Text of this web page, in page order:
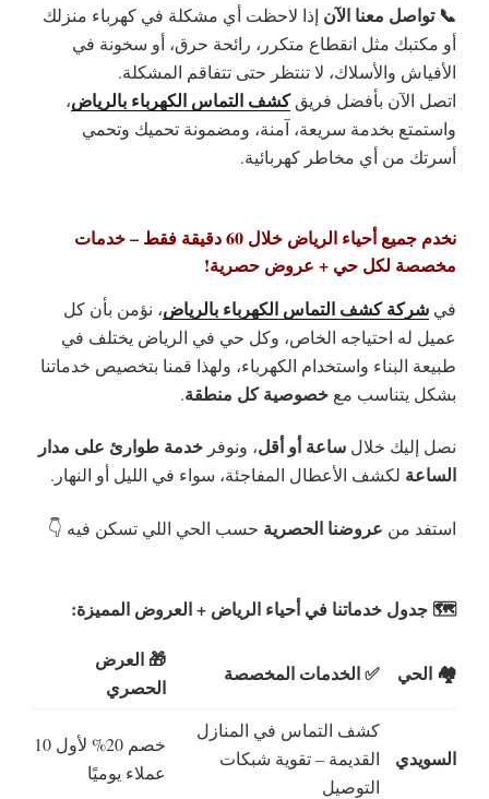
📞 تواصل معنا الآن إذا لاحظت أي مشكلة في كهرباء منزلك
أو مكتبك مثل انقطاع متكرر، رائحة حرق، أو سخونة في
الأفياش والأسلاك، لا تنتظر حتى تتفاقم المشكلة.
اتصل الآن بأفضل فريقكشف التماس الكهرباء بالرياض،
واستمتع بخدمة سريعة، آمنة، ومضمونة تحميك وتحمي
أسرتك من أي مخاطر كهربائية.
نخدم جميع أحياء الرياض خلال 60 دقيقة فقط – خدمات
مخصصة لكل حي + عروض حصرية!
في شركة كشف التماس الكهرباء بالرياض، نؤمن بأن كل
عميل له احتياجه الخاص، وكل حي في الرياض يختلف في
طبيعة البناء واستخدام الكهرباء، ولهذا قمنا بتخصيص خدماتنا
بشكل يتناسب مع خصوصية كل منطقة.
نصل إليك خلال ساعة أو أقل، ونوفر خدمة طوارئ على مدار
الساعة لكشف الأعطال المفاجئة، سواء في الليل أو النهار.
استفد من عروضنا الحصرية حسب الحي اللي تسكن فيه 👇
🗺️ جدول خدماتنا في أحياء الرياض + العروض المميزة:
🏘️ الحي ✅ الخدمات المخصصة
🎁 العرض
الحصري
السويدي
كشف التماس في المنازل
القديمة – تقوية شبكات
التوصيل
خصم 20% لأول 10
عملاء يوميًا